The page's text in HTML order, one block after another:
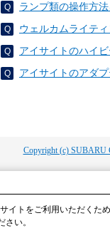
ランプ類の操作方
ウェルカムライテ
アイサイトのハイ
アイサイトのアダ
Copyright (c) SUBARU
イトをご利用いただく
い。​